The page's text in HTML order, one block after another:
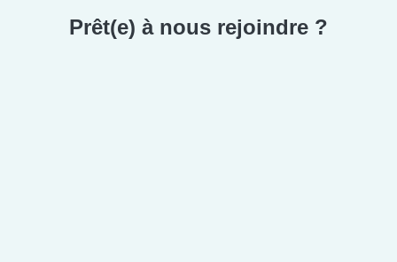
Prêt(e) à nous rejoindre ?